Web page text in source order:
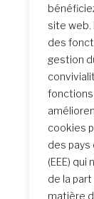
site
des
gestion
cookies
des pays
(EEE)
de la
matière